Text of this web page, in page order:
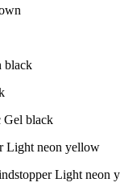
black
black
Light neon